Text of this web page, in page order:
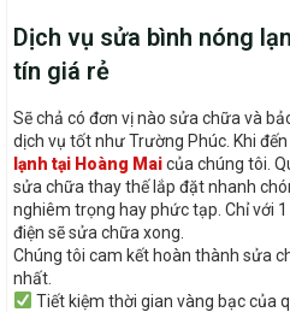
Dịch vụ sửa bình nóng
tín giá rẻ
Sẽ chả có đơn vị nào sửa chữa và
dịch vụ tốt như Trường Phúc. Khi
lạnh tại Hoàng Maicủa chúng tôi.
sửa chữa thay thế lắp đặt nhanh
nghiêm trọng hay phức tạp. Chỉ với
điện sẽ sửa chữa xong.
Chúng tôi cam kết hoàn thành sửa
nhất.
Tiết kiệm thời gian vàng bạc của